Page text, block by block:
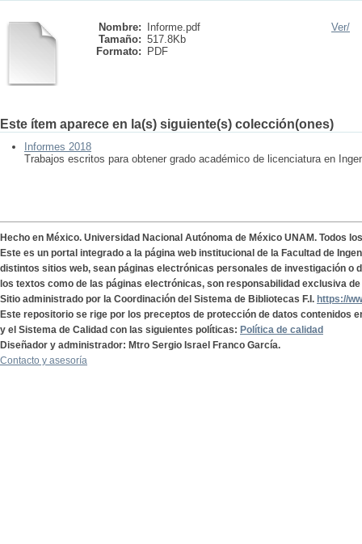
Nombre:
Informe.pdf
Tamaño: 517.8Kb
Formato:
PDF
Ver/
Este ítem aparece en la(s) siguiente(s) colección(ones)
Informes 2018
Trabajos escritos para obtener grado académico de licenciatura en
Hecho en México. Universidad Nacional Autónoma de México UNAM. Todos
Este es un portal integrado a la página web institucional de la Facultad de
distintos sitios web, sean páginas electrónicas personales de investigación o
los textos como de las páginas electrónicas, son responsabilidad exclusiva
Sitio administrado por la Coordinación del Sistema de Bibliotecas F.I. https://
Este repositorio se rige por los preceptos de protección de datos contenidos
y el Sistema de Calidad con las siguientes políticas: Política de calidad
Diseñador y administrador: Mtro Sergio Israel Franco García.
Contacto y asesoría